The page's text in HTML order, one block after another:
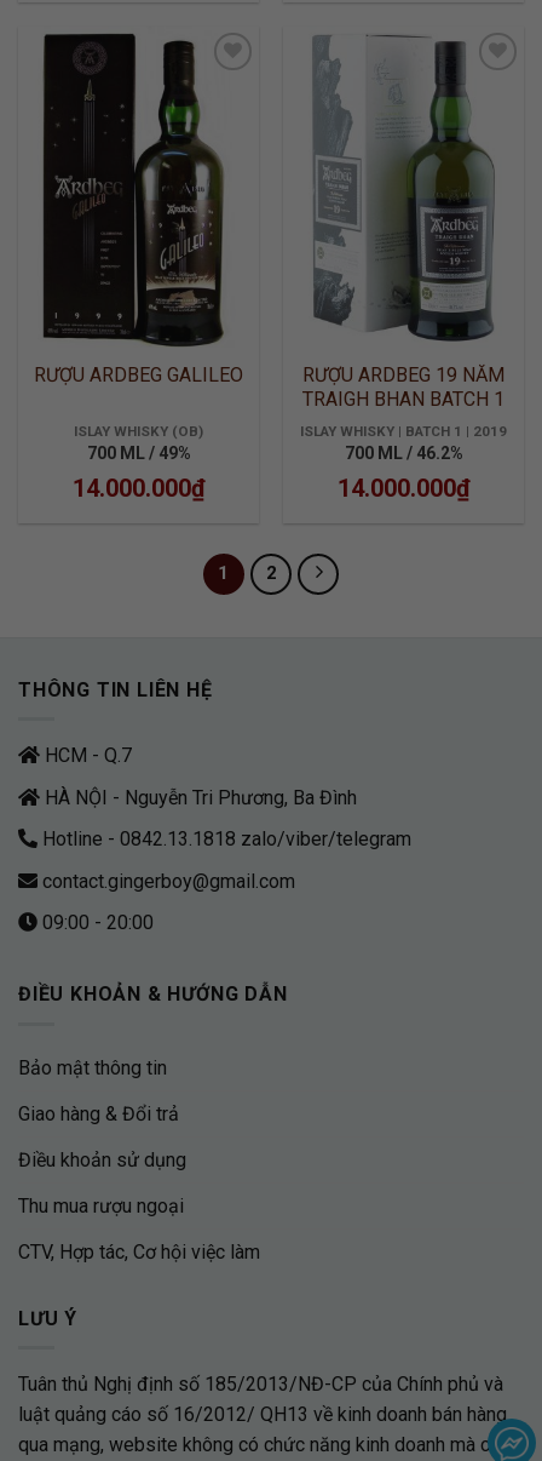
ADD TO
WISHLIST
RƯỢU ARDBEG GALILEO
ISLAY WHISKY (OB)
700 ML / 49%
14.000.000₫
ADD TO
WISHLIST
RƯỢU ARDBEG 19 NĂM
TRAIGH BHAN BATCH 1
ISLAY WHISKY | BATCH 1 | 2019
700 ML / 46.2%
14.000.000₫
1 2
THÔNG TIN LIÊN HỆ
HCM - Q.7
HÀ NỘI - Nguyễn Tri Phương, Ba Đình
Hotline - 0842.13.1818 zalo/viber/telegram
contact.gingerboy@gmail.com
09:00 - 20:00
ĐIỀU KHOẢN & HƯỚNG DẪN
Bảo mật thông tin
Giao hàng & Đổi trả
Điều khoản sử dụng
Thu mua rượu ngoại
CTV, Hợp tác, Cơ hội việc làm
LƯU Ý
Tuân thủ Nghị định số 185/2013/NĐ-CP của Chính phủ và
luật quảng cáo số 16/2012/ QH13 về kinh doanh bán hàng
qua mạng, website không có chức năng kinh doanh mà chỉ là